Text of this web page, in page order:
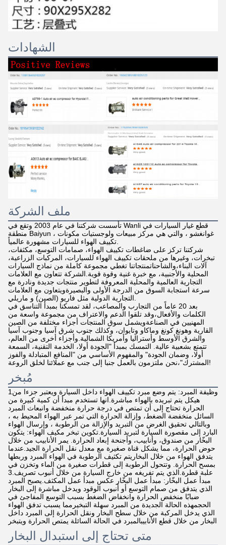
الشهادات
ملف الشركة
تأسست شركتنا في عام 2003 وتقع في Wanli قطع غيار السيارات في
منطقة Baiyun ، غوانغشو ، والتي هي مركز مبيعات ولوجستيات مكونات
شركتنا تركز على ضاغطات تكييف الهواء، صمامات التوسع، مكثفات،
تبخرات، وغيرها من ملحقات تكييف الهواء للسيارات، المركبات الزراعية،
آلات البناء،والشاحناتمنتجاتنا تغطي مجموعة كاملة من نماذج السيارات
المحلية والأجنبية، مع خبرة غنية وقوة قوية.الشركة تتعاون مع العلامات
التجارية العالمية والمحلية المعروفة لتطوير منتجات جديدة ونادرة مع
سرعة استجابة السوق من الدرجة الأولى والبصيرةويتعاون مع العلامات
بعد 20 عاماً من التجارب والمصاعب، لقد تمسكنا بمبدأ التناسق في
الكلمات والأفعال،وقد تلقوا الدعم والاعتراف من مجموعة واسعة من
المهنيين في الصناعةويشمل سوق المنتجات أجزاء مختلفة من الصين
القارية وهونغ كونغ وماكاو وتايوان، وكذلك جنوب شرق آسيا وجنوب آسيا
والشرق الأوسط وأستراليا وأمريكا الشمالية.وأجزاء أخرى من العالم،
تتمتع بشعبية عالية. التمسك بمبدأ "الجودة أولا، الخدمة التقنية، السمعة
أولا، وضمان الجودة" والمفهوم الأساسي من "المنافع المتبادلة والفوز
المشترك"،نحن ملتزمون بالعمل جنبا إلى جنب مع عملائنا لخلق الروعة!
مُبخر
1وظيفة المبرد: يتم وضع مبرد تكييف الهواء داخل السيارة ويعتبر جزءا من
هيكل يتم تبريده بالهواء مباشرة.انها تستخدم مبدأ أن كمية كبيرة من
الحرارة تحتاج إلى أن تمتص في درجة حرارة منخفضة وانبعاث المبرد
السائل منخفضة الضغط، وإزالة الحرارة التي تمر عبر الهواء المحيط به ،
وبالتالي تحقيق الغرض من التبريد والإزالة من الرطوبة ، وإرسال الهواء
البارد إلى مقصورة السيارة لتبريد السيارة.تكوين تبخر مكيف الهواء: يتكون
البخّار من صندوق، وأنابيب، وأجنحة إبعاد الحرارة. يمر الأنابيب من خلال
حوض الحرارة، مما يشكل قناة صغيرة مع معدل نقل الحرارة الجيد.عندما
يتدفق الهواء من خلال البخاريتم تكثيف الرطوبة في الهواء المبرد وربطها
بمسح الحرارة. وتتحول الرطوبة إلى قطرات صغيرة من الماء وتخزن في
علبة قطرة.الذي يتم تفريغه من خارج السيارة من خلال أنبوب تصريف.3
مبدأ عمل البخّار: مبدأ عمل البخّار عكس مبدأ عمل المكثف.يصبح المبرد
الذي يتدفق من صمام التوسع أو أنبوب الوقود ويدخل مباشرة إلى البخار
ضبابًا منخفض الحرارة وانخفاض الضغط بسبب التوسع المفاجئ في
الحجمهذه الحالة الجديدة من المبرد سهلة التبخيرمما يسبب تدفق الهواء
الذي يدخل المركبة من خلال سطح البخار ونقل الحرارة إلى المبرد داخل
البخار من خلال قطع الأنابيبالمبرد في الحالة السائلة يمتص الحرارة ويتبخر
متى تحتاج إلى استبدال البخار